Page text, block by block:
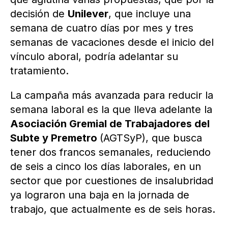
decisión de Unilever, que incluye una
semana de cuatro días por mes y tres
semanas de vacaciones desde el inicio del
vínculo aboral, podría adelantar su
tratamiento.
La campaña más avanzada para reducir la
semana laboral es la que lleva adelante la
Asociación Gremial de Trabajadores del
Subte y Premetro (AGTSyP), que busca
tener dos francos semanales, reduciendo
de seis a cinco los días laborales, en un
sector que por cuestiones de insalubridad
ya lograron una baja en la jornada de
trabajo, que actualmente es de seis horas.